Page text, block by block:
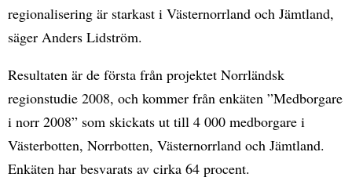
regionalisering är starkast i Västernorrland och Jämtland,
säger Anders Lidström.
Resultaten är de första från projektet Norrländsk
regionstudie 2008, och kommer från enkäten ”Medborgare
i norr 2008” som skickats ut till 4 000 medborgare i
Västerbotten, Norrbotten, Västernorrland och Jämtland.
Enkäten har besvarats av cirka 64 procent.